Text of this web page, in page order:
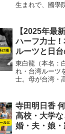
生まれで、國學
「ユリヤ」を使
徹底解説【2025
【2025年最
ハーフ力士
ルーツと日
躍まとめ
東白龍（本名：
れ・台湾ルーツ
士。母が台湾・
徹底解説！
寺田明日香
高校・大学
婚・夫・娘